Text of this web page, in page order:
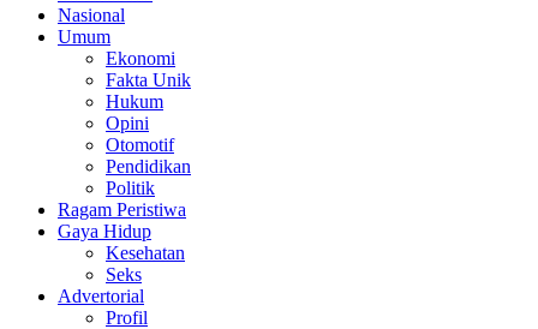
Nasional
Umum
Ekonomi
Fakta Unik
Hukum
Opini
Otomotif
Pendidikan
Politik
Ragam Peristiwa
Gaya Hidup
Kesehatan
Seks
Advertorial
Profil